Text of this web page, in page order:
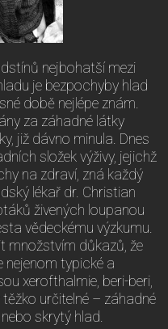
nejbohatší mezi
je bezpochyby hlad
době nejlépe znám.
za záhadné látky
již dávno minula. Dnes
složek výživy, jejichž
na zdraví, zná každý
lékař dr. Christian
živených loupanou
vědeckému výzkumu.
množstvím důkazů, že
typické a
xerofthalmie, beri-beri,
určitelné – záhadné
skrytý hlad.